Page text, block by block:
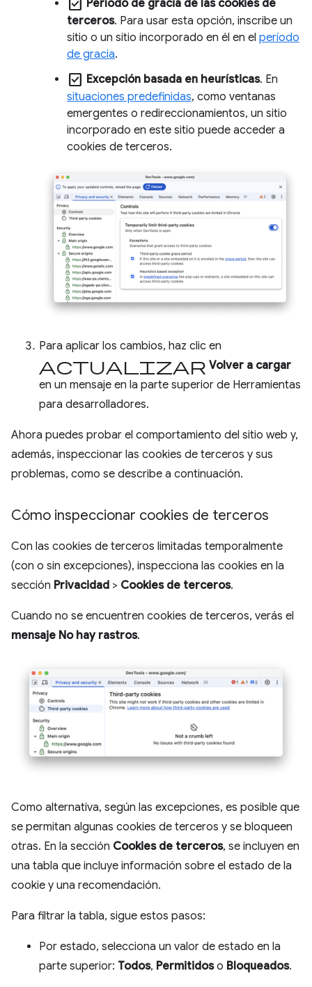
check_box Período de gracia de las cookies de
terceros. Para usar esta opción, inscribe un
sitio o un sitio incorporado en él en el período
de gracia.
check_box Excepción basada en heurísticas. En
situaciones predefinidas, como ventanas
emergentes o redireccionamientos, un sitio
incorporado en este sitio puede acceder a
cookies de terceros.
Para aplicar los cambios, haz clic en
Actualizar Volver a cargar
en un mensaje en la parte superior de Herramientas
para desarrolladores.
Ahora puedes probar el comportamiento del sitio web y,
además, inspeccionar las cookies de terceros y sus
problemas, como se describe a continuación.
Cómo inspeccionar cookies de terceros
Con las cookies de terceros limitadas temporalmente
(con o sin excepciones), inspecciona las cookies en la
sección Privacidad > Cookies de terceros.
Cuando no se encuentren cookies de terceros, verás el
mensaje No hay rastros.
Como alternativa, según las excepciones, es posible que
se permitan algunas cookies de terceros y se bloqueen
otras. En la sección Cookies de terceros, se incluyen en
una tabla que incluye información sobre el estado de la
cookie y una recomendación.
Para filtrar la tabla, sigue estos pasos:
Por estado, selecciona un valor de estado en la
parte superior: Todos, Permitidoso Bloqueados.